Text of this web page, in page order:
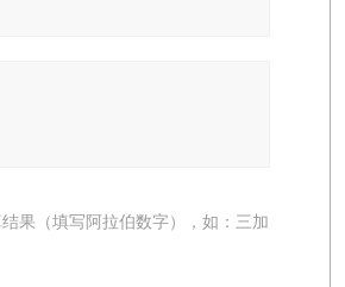
果（填写阿拉伯数字），如：三加